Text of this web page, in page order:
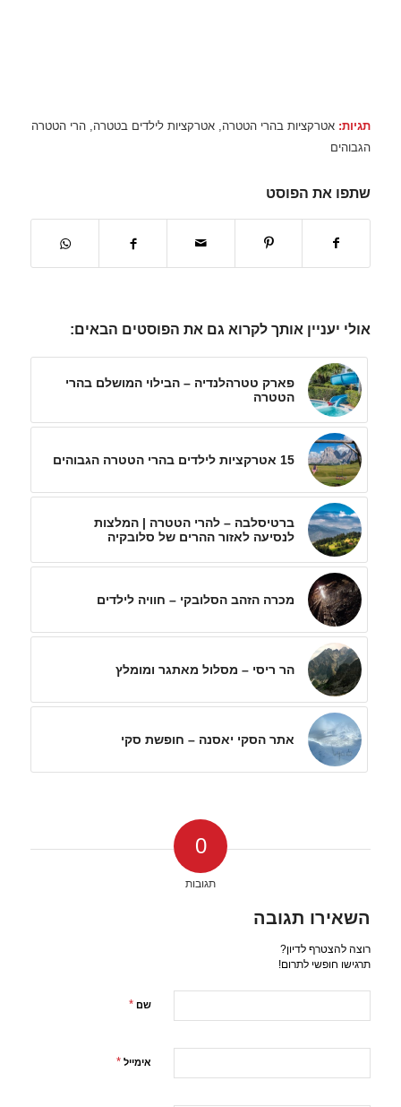
תגיות: אטרקציות בהרי הטטרה, אטרקציות לילדים בטטרה, הרי הטטרה
הגבוהים
שתפו את הפוסט
אולי יעניין אותך לקרוא גם את הפוסטים הבאים:
פארק טטרהלנדיה – הבילוי המושלם בהרי
הטטרה
15 אטרקציות לילדים בהרי הטטרה הגבוהים
ברטיסלבה – להרי הטטרה | המלצות
לנסיעה לאזור ההרים של סלובקיה
מכרה הזהב הסלובקי – חוויה לילדים
הר ריסי – מסלול מאתגר ומומלץ
אתר הסקי יאסנה – חופשת סקי
0
תגובות
השאירו תגובה
רוצה להצטרף לדיון?
תרגישו חופשי לתרום!
שם *
אימייל *